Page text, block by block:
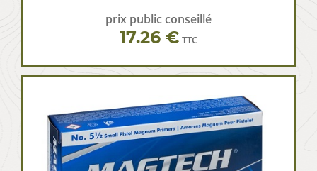
prix public conseillé
17.26 € TTC